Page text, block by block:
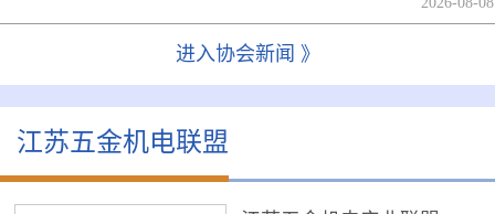
进入协会新闻 》
江苏五金机电联盟